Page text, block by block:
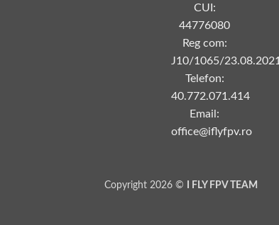
CUI:
44776080
Reg com:
J10/1065/23.08.2021
Telefon:
40.772.071.414
Email:
office@iflyfpv.ro
Copyright 2026 © I FLY FPV TEAM